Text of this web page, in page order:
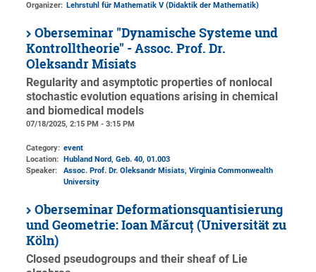
Organizer: Lehrstuhl für Mathematik V (Didaktik der Mathematik)
Oberseminar "Dynamische Systeme und
Kontrolltheorie" - Assoc. Prof. Dr.
Oleksandr Misiats
Regularity and asymptotic properties of nonlocal
stochastic evolution equations arising in chemical
and biomedical models
07/18/2025, 2:15 PM - 3:15 PM
Category: event
Location: Hubland Nord, Geb. 40, 01.003
Speaker:
Assoc. Prof. Dr. Oleksandr Misiats, Virginia Commonwealth
University
Oberseminar Deformationsquantisierung
und Geometrie: Ioan Mărcuț (Universität zu
Köln)
Closed pseudogroups and their sheaf of Lie